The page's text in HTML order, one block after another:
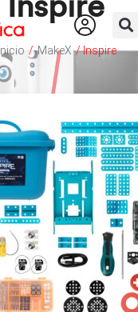
Inicio /MakeX/ Inspire